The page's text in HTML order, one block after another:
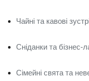
Чайні та кавові
Сніданки та бізнес-
Сімейні свята та